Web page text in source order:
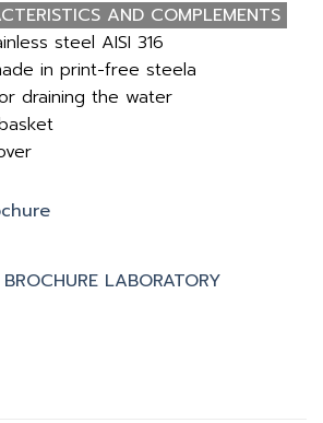
AND COMPLEMENTS
steel AISI 316
in print-free steela
draining the water
LABORATORY